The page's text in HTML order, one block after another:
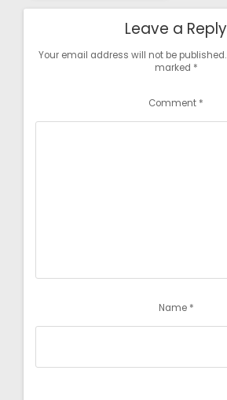
Leave a Reply
Your email address will not be published.
marked *
Comment *
Name *